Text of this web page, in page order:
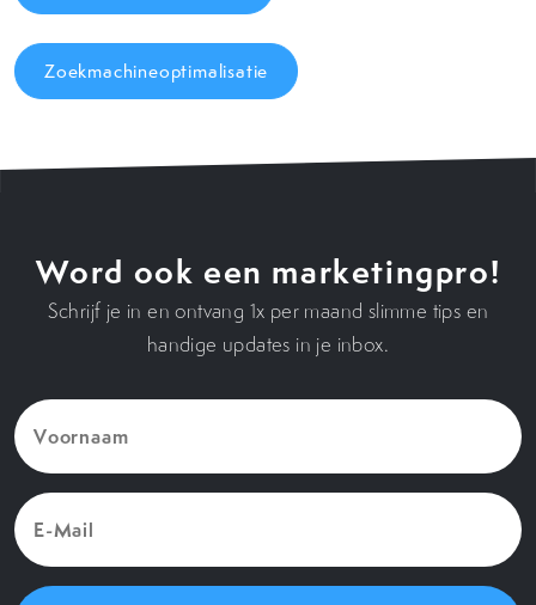
Zoekmachineoptimalisatie
Word ook een marketingpro!
Schrijf je in en ontvang 1x per maand slimme tips en
handige updates in je inbox.
Voornaam
(Vereist)
E-
Mail
(Vereist)